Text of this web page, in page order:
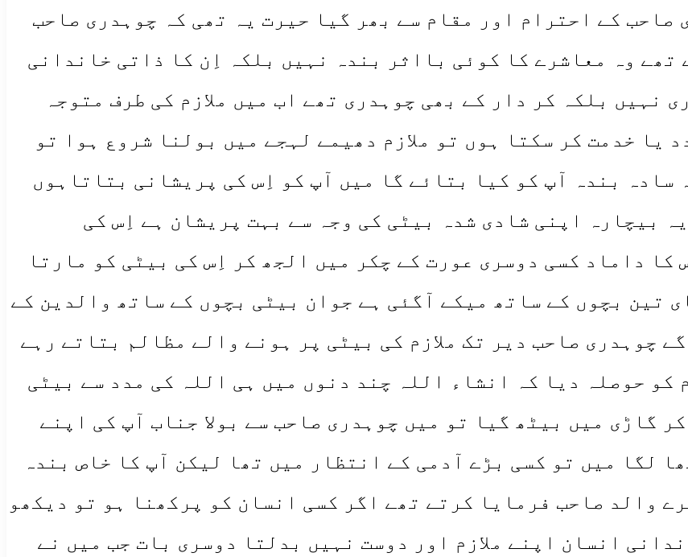
صاحب کے احترام اور مقام سے بھر گیا حیرت یہ تھی کہ چوہدری صاحب
تھے وہ معاشرے کا کوئی بااثر بندہ نہیں بلکہ اِن کا ذاتی خاندانی
نہیں بلکہ کر دار کے بھی چوہدری تھے اب میں ملازم کی طرف متوجہ
یا خدمت کر سکتا ہوں تو ملازم دھیمے لہجے میں بولنا شروع ہوا تو
سادہ بندہ آپ کو کیا بتائے گا میں آپ کو اِس کی پریشانی بتاتاہوں
بیچارہ اپنی شادی شدہ بیٹی کی وجہ سے بہت پریشان ہے اِس کی
کا داماد کسی دوسری عورت کے چکر میں الجھ کر اِس کی بیٹی کو مارتا
تین بچوں کے ساتھ میکے آگئی ہے جوان بیٹی بچوں کے ساتھ والدین کے
چوہدری صاحب دیر تک ملازم کی بیٹی پر ہونے والے مظالم بتاتے رہے
کو حوصلہ دیا کہ انشاء اللہ چند دنوں میں ہی اللہ کی مدد سے بیٹی
گاڑی میں بیٹھ گیا تو میں چوہدری صاحب سے بولا جناب آپ کی اپنے
لگا میں تو کسی بڑے آدمی کے انتظار میں تھا لیکن آپ کا خاص بندہ
والد صاحب فرمایا کرتے تھے اگر کسی انسان کو پرکھنا ہو تو دیکھو
انسان اپنے ملازم اور دوست نہیں بدلتا دوسری بات جب میں نے